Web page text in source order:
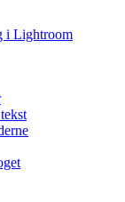
i Lightroom